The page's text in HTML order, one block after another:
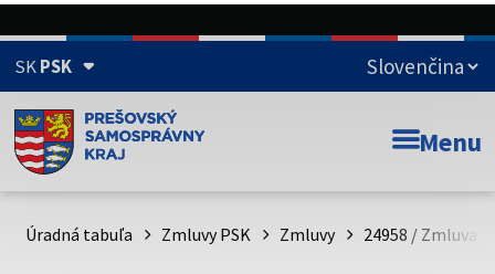
SKPSK
Doména psk.sk je oficiálna
Toto je oficiálna webová stránka Prešovského
psk.sk.
Menu
Úradná tabuľa Zmluvy PSK Zmluvy 24958 / Zmluva